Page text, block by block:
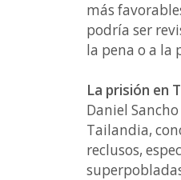
más
podría ser
la pena o a la
La prisión en
Daniel
Tailandia,
reclusos,